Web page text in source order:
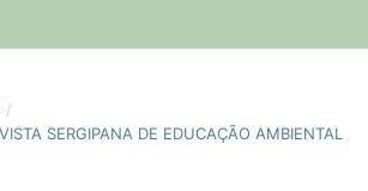
/
SERGIPANA DE EDUCAÇÃO AMBIENTAL